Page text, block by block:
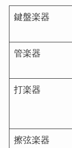
鍵盤楽器
管楽器
打楽器
擦弦楽器